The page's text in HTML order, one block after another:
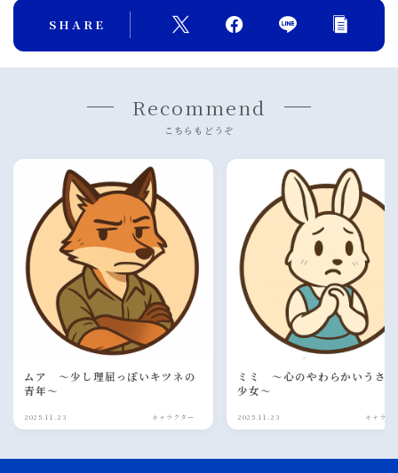
Follow Me
SHARE
Recommend
こちらもどうぞ
ムア 〜少し理屈っぽいキツネの
青年〜
2025.11.23 キャラクター
ミミ 〜心のやわらかいうさ
少女〜
2025.11.23 キャラク